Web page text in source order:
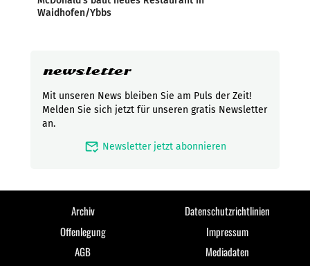
Waidhofen/Ybbs
newsletter
Mit unseren News bleiben Sie am Puls der Zeit!
Melden Sie sich jetzt für unseren gratis Newsletter
an.
mark_email_read Newsletter jetzt abonnieren
Archiv
Datenschutzrichtlinien
Offenlegung
Impressum
AGB
Mediadaten